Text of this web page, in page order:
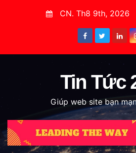
t
e
CN. Th8 9th, 2026
Tin Tức
Giúp web site bạn